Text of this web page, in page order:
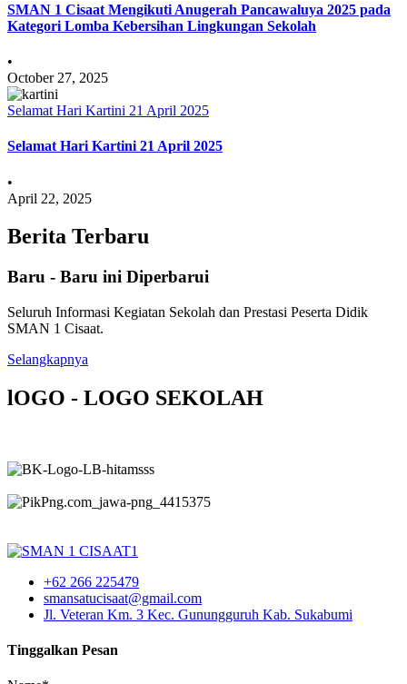
SMAN 1 Cisaat Mengikuti Anugerah Pancawaluya 2025 pada
Kategori Lomba Kebersihan Lingkungan Sekolah
•
October 27, 2025
Selamat Hari Kartini 21 April 2025
Selamat Hari Kartini 21 April 2025
•
April 22, 2025
Berita Terbaru
Baru - Baru ini Diperbarui
Seluruh Informasi Kegiatan Sekolah dan Prestasi Peserta Didik
SMAN 1 Cisaat.
Selangkapnya
lOGO - LOGO SEKOLAH
+62 266 225479
smansatucisaat@gmail.com
Jl. Veteran Km. 3 Kec. Gunungguruh Kab. Sukabumi
Tinggalkan Pesan